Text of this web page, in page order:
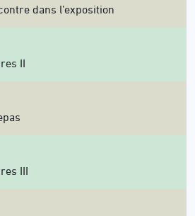
dans l’exposition
II
III